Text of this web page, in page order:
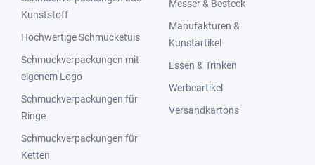
Kunststoff
Hochwertige Schmucketuis
Schmuckverpackungen mit
eigenem Logo
Schmuckverpackungen für
Ringe
Schmuckverpackungen für
Ketten
Messer & Besteck
Manufakturen &
Kunstartikel
Essen & Trinken
Werbeartikel
Versandkartons